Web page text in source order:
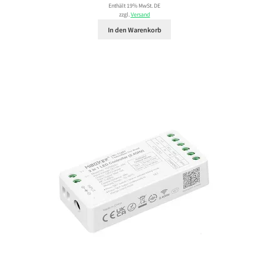
Enthält 19% MwSt. DE
zzgl.Versand
In den Warenkorb